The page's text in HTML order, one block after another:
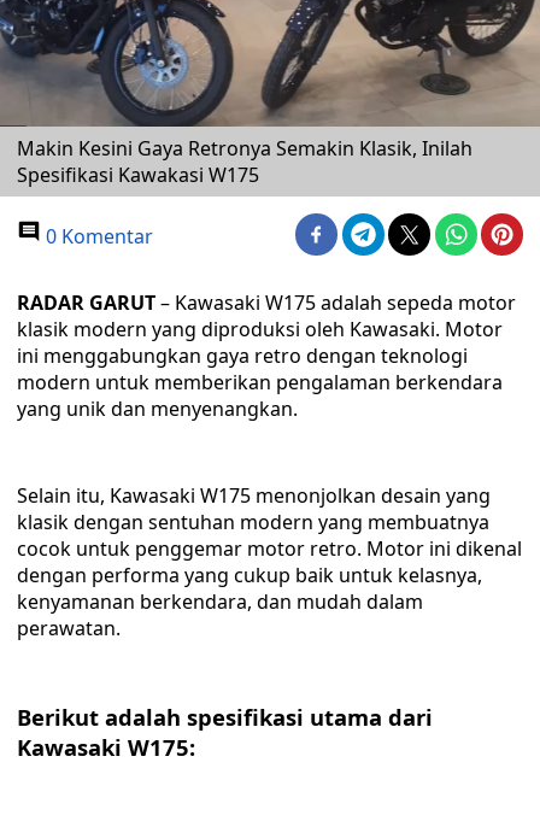
Makin Kesini Gaya Retronya Semakin Klasik, Inilah
Spesifikasi Kawakasi W175
0 Komentar
RADAR GARUT– Kawasaki W175 adalah sepeda motor
klasik modern yang diproduksi oleh Kawasaki. Motor
ini menggabungkan gaya retro dengan teknologi
modern untuk memberikan pengalaman berkendara
yang unik dan menyenangkan.
Selain itu, Kawasaki W175 menonjolkan desain yang
klasik dengan sentuhan modern yang membuatnya
cocok untuk penggemar motor retro. Motor ini dikenal
dengan performa yang cukup baik untuk kelasnya,
kenyamanan berkendara, dan mudah dalam
perawatan.
Berikut adalah spesifikasi utama dari
Kawasaki W175: